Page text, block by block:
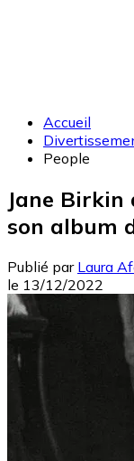
Accueil
People
Jane Birkin
son album
Publié par Laura
le 13/12/2022